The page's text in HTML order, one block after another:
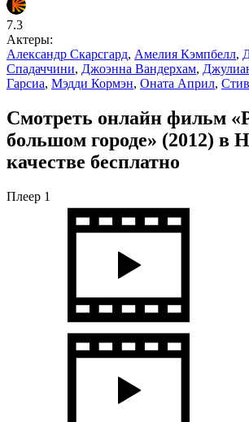
7.3
Актеры:
Александр Скарсгард, Амелия Кэмпбелл,
Спадаччини, Джоэнна Вандерхам,
Гарсиа, Мэдди Кормэн, Оната Април,
Смотреть онлайн фильм
большом городе» (2012) в
качестве бесплатно
Плеер 1